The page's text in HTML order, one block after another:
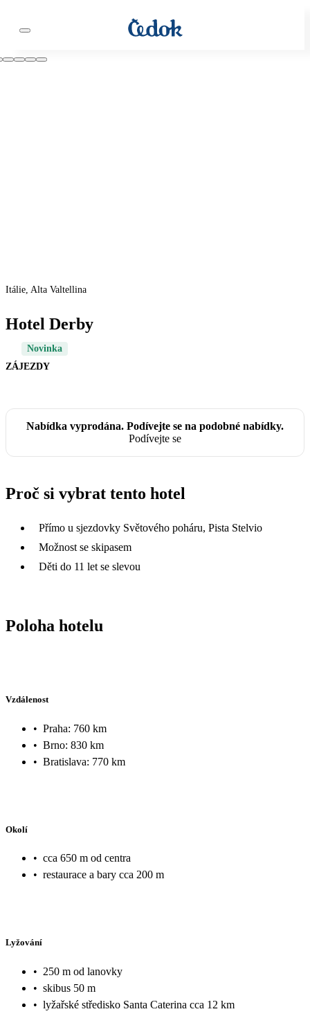
Itálie, Alta Valtellina
Hotel Derby
Novinka
ZÁJEZDY
Nabídka vyprodána. Podívejte se na podobné nabídky.
Podívejte se
Proč si vybrat tento hotel
Přímo u sjezdovky Světového poháru, Pista Stelvio
Možnost se skipasem
Děti do 11 let se slevou
Poloha hotelu
Vzdálenost
• Praha: 760 km
• Brno: 830 km
• Bratislava: 770 km
Okolí
• cca 650 m od centra
• restaurace a bary cca 200 m
Lyžování
• 250 m od lanovky
• skibus 50 m
• lyžařské středisko Santa Caterina cca 12 km